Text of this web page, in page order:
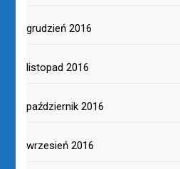
grudzień 2016
listopad 2016
październik 2016
wrzesień 2016